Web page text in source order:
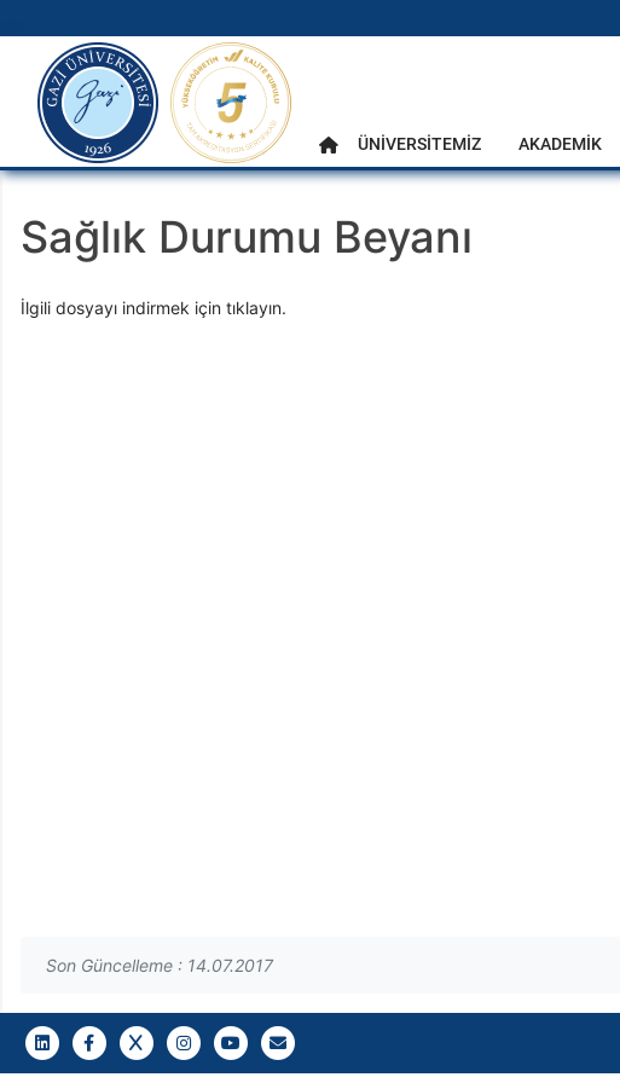
Ana Menü
gazi.edu.tr
Anasayfa
ÜNİVERSİTEMİZ AKADEMİK
Sağlık Durumu Beyanı
İlgili dosyayı indirmek için tıklayın.
Son Güncelleme : 14.07.2017
LinkedInFacebookTwitterInstagramYoutubeGazi E-Mail